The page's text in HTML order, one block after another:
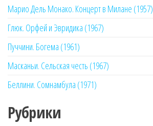
Марио Дель Монако. Концерт в Милане (1957)
Глюк. Орфей и Эвридика (1967)
Пуччини. Богема (1961)
Масканьи. Сельская честь (1967)
Беллини. Сомнамбула (1971)
Рубрики